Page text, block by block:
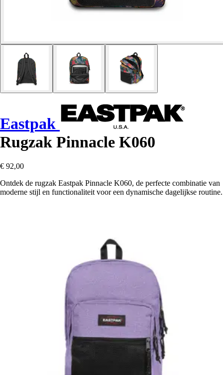
Eastpak
Rugzak Pinnacle K060
€ 92,00
Ontdek de rugzak Eastpak Pinnacle K060, de perfecte combinatie van
moderne stijl en functionaliteit voor een dynamische dagelijkse routine.